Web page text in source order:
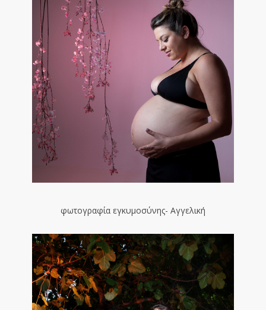
φωτογραφία εγκυμοσύνης- Αγγελική